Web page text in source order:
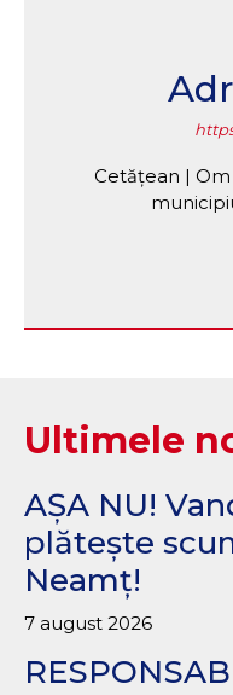
Cetățean |
Ultimele
AȘA NU!
plătește
Neamț!
7 august 2026